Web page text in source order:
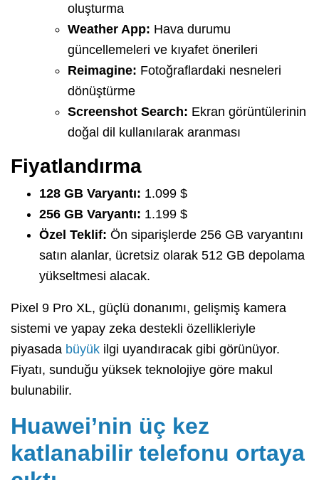
oluşturma
Weather App: Hava durumu
güncellemeleri ve kıyafet önerileri
Reimagine: Fotoğraflardaki nesneleri
dönüştürme
Screenshot Search: Ekran görüntülerinin
doğal dil kullanılarak aranması
Fiyatlandırma
128 GB Varyantı: 1.099 $
256 GB Varyantı: 1.199 $
Özel Teklif: Ön siparişlerde 256 GB varyantını
satın alanlar, ücretsiz olarak 512 GB depolama
yükseltmesi alacak.
Pixel 9 Pro XL, güçlü donanımı, gelişmiş kamera
sistemi ve yapay zeka destekli özellikleriyle
piyasada büyük ilgi uyandıracak gibi görünüyor.
Fiyatı, sunduğu yüksek teknolojiye göre makul
bulunabilir.
Huawei’nin üç kez
katlanabilir telefonu ortaya